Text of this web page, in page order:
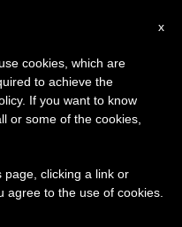
نقوش ورسوم
x
cookies, which are
to achieve the
If you want to know
or some of the cookies,
page, clicking a link or
agree to the use of cookies.